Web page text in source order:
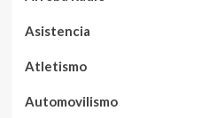
Asistencia
Atletismo
Automovilismo